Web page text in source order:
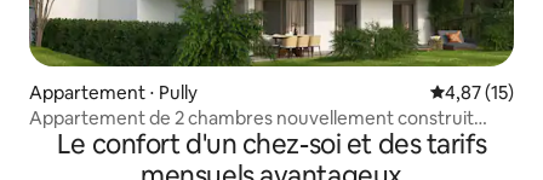
Appartement ⋅ Pully Évaluation
4,87 (15)
Appartement de 2 chambres nouvellement construit
avec parking à Pully
Le confort d'un chez-soi et des tarifs